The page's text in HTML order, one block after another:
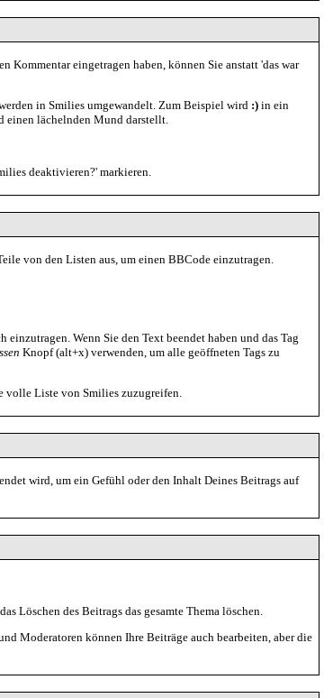
Kommentar eingetragen haben, können Sie anstatt 'das war
in Smilies umgewandelt. Zum Beispiel wird :) in ein
einen lächelnden Mund darstellt.
deaktivieren?' markieren.
von den Listen aus, um einen BBCode einzutragen.
Wenn Sie den Text beendet haben und das Tag
Knopf (alt+x) verwenden, um alle geöffneten Tags zu
volle Liste von Smilies zuzugreifen.
wird, um ein Gefühl oder den Inhalt Deines Beitrags auf
Löschen des Beitrags das gesamte Thema löschen.
Moderatoren können Ihre Beiträge auch bearbeiten, aber die